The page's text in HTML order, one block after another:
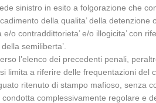
sinistro in esito a folgorazione che
della qualita’ della detenzione
contraddittorieta’ e/o illogicita’ con
semiliberta’.
l’elenco dei precedenti penali,
limita a riferire delle frequentazioni
ritenuto di stampo mafioso, senza
complessivamente regolare e